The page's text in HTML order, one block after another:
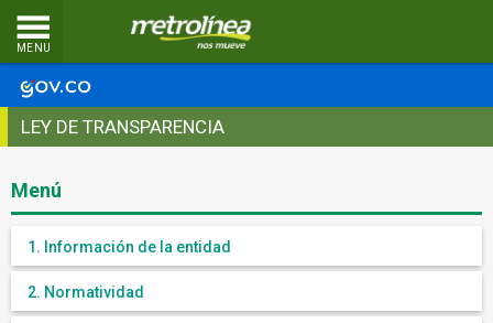
MENU
LEY DE TRANSPARENCIA
Menú
1. Información de la entidad
2. Normatividad